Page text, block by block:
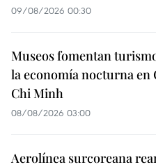
09/08/2026 00:30
Museos fomentan
la economía nocturna en
Chi Minh
08/08/2026 03:00
Aerolínea surcoreana